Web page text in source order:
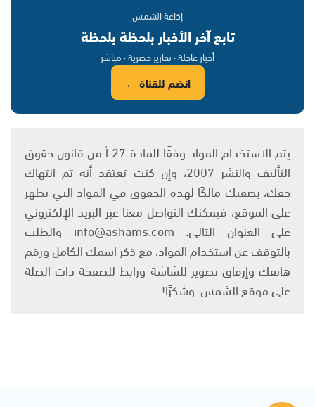
إذاعة الشمس
تابع آخر الأخبار بلحظة بلحظة
أخبار عاجلة · تقارير حصرية · مباشر
انضم للقناة ←
يتم الاستخدام المواد وفقًا للمادة 27 أ من قانون حقوق
التأليف والنشر 2007، وإن كنت تعتقد أنه تم انتهاك
حقك، بصفتك مالكًا لهذه الحقوق في المواد التي تظهر
على الموقع، فيمكنك التواصل معنا عبر البريد الإلكتروني
على العنوان التالي: info@ashams.com والطلب
بالتوقف عن استخدام المواد، مع ذكر اسمك الكامل ورقم
هاتفك وإرفاق تصوير للشاشة ورابط للصفحة ذات الصلة
على موقع الشمس. وشكرًا!